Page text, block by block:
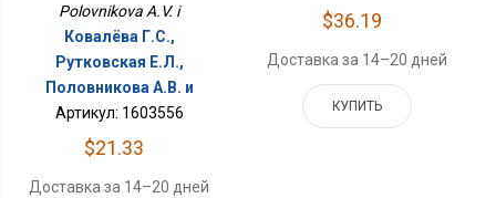
Polovnikova A.V. i
Ковалёва Г.С.,
Рутковская Е.Л.,
Половникова А.В. и
Артикул: 1603556
$21.33
Доставка за 14–20 дней
$36.19
Доставка за 14–20 дней
КУПИТЬ